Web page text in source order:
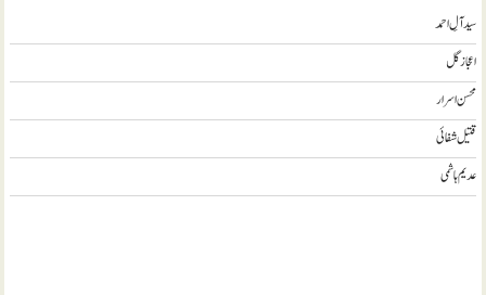
سید آلِ احمد
اعجاز گل
محسن اسرار
قتیل شفائی
عدیم ہاشمی